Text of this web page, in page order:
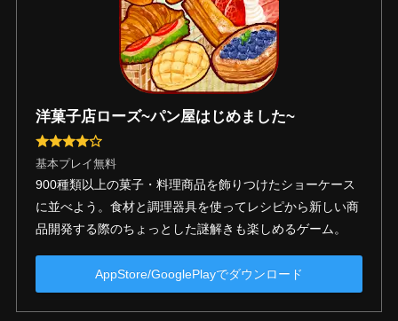
洋菓子店ローズ~パン屋はじめました~
基本プレイ無料
900種類以上の菓子・料理商品を飾りつけたショーケース
に並べよう。食材と調理器具を使ってレシピから新しい商
品開発する際のちょっとした謎解きも楽しめるゲーム。
AppStore/GooglePlayでダウンロード